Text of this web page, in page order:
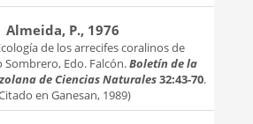
Almeida, P., 1976
de los arrecifes coralinos de
Sombrero, Edo. Falcón.Boletín de la
de Ciencias Naturales32:43-70.
en Ganesan, 1989)